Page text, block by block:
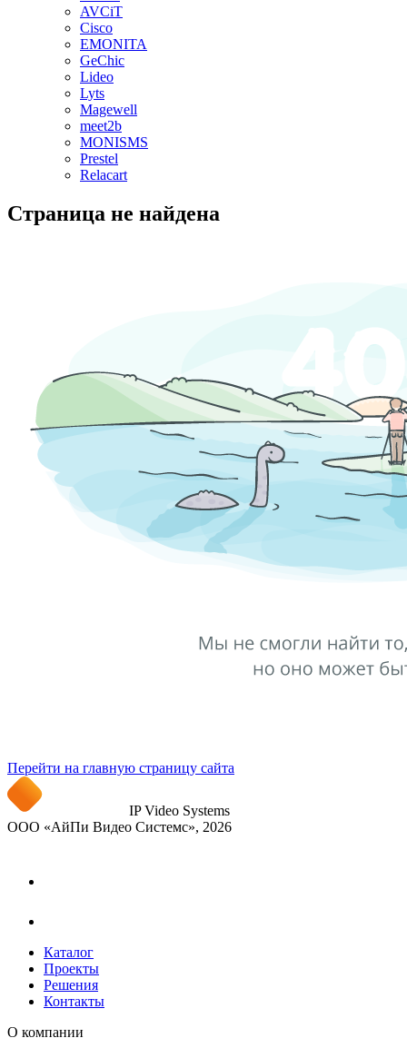
AVCiT
Cisco
EMONITA
GeChic
Lideo
Lyts
Magewell
meet2b
MONISMS
Prestel
Relacart
Страница не найдена
Перейти на главную страницу сайта
IP Video Systems
ООО «АйПи Видео Системс», 2026
Каталог
Проекты
Решения
Контакты
О компании